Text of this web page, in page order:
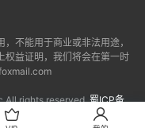
不能用于商业或非法用途，
权益证明，我们将会在第一时
All rights reserved.蜀ICP备
号-3